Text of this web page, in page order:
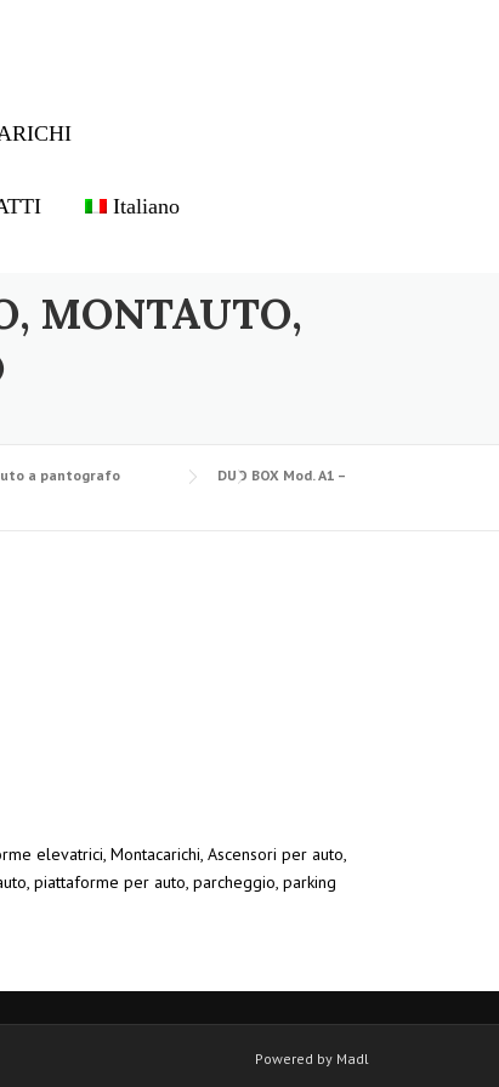
Italiano
MONTAUTO,
a pantografo
DUO BOX Mod. A1 –
elevatrici, Montacarichi, Ascensori per auto,
piattaforme per auto, parcheggio, parking
Powered by Madl